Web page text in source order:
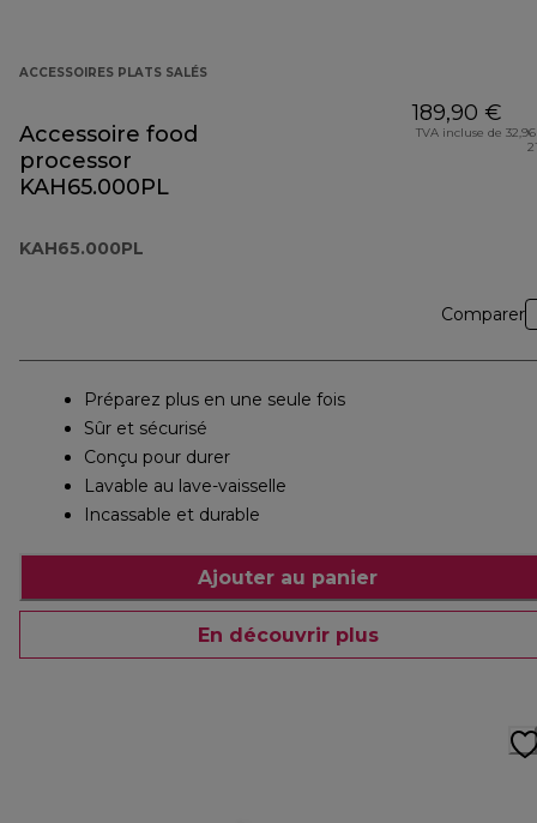
ACCESSOIRES PLATS SALÉS
Accessoire food
processor
KAH65.000PL
KAH65.000PL
189,90 €
TVA incluse de
Comparer
Préparez plus en une seule fois
Sûr et sécurisé
Conçu pour durer
Lavable au lave-vaisselle
Incassable et durable
Ajouter au panier
En découvrir plus